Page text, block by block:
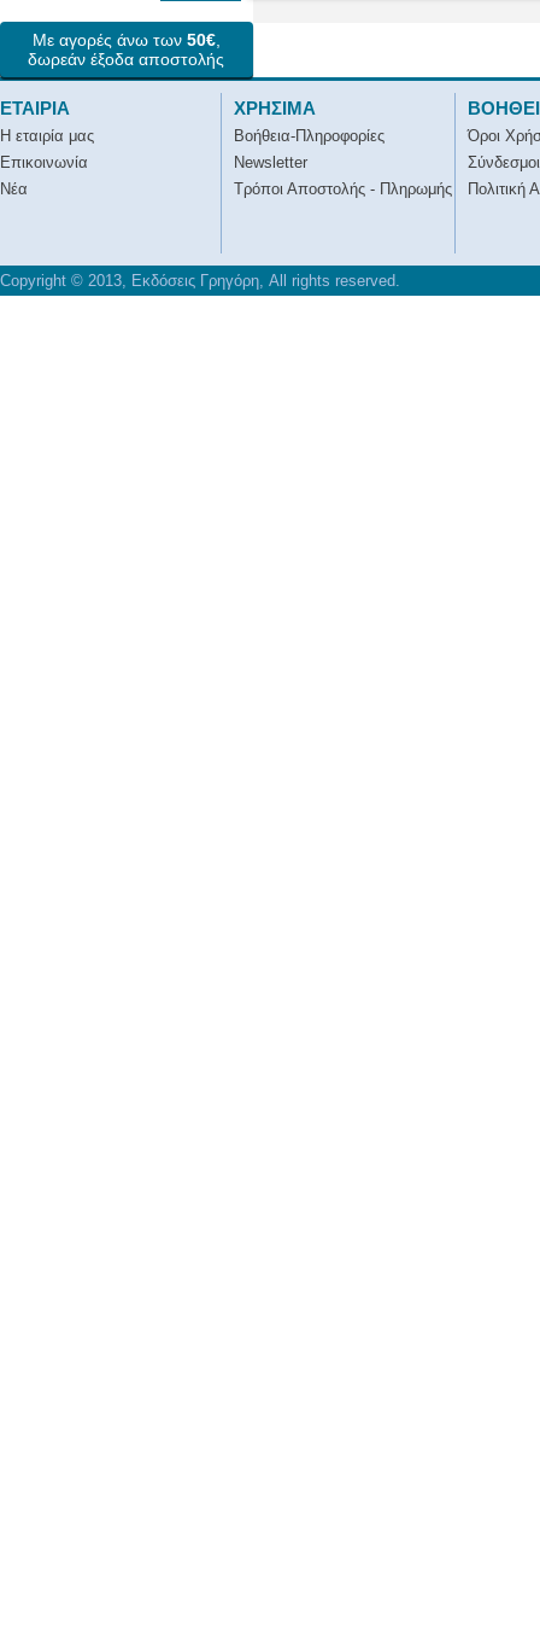
Με αγορές άνω των 50€
δωρεάν έξοδα αποστολής
ΕΤΑΙΡΙΑ
Η εταιρία μας
Επικοινωνία
Νέα
ΧΡΗΣΙΜΑ
Βοήθεια-Πληροφορίες
Newsletter
Τρόποι Αποστολής - Πληρωμής
Όροι
Σύνδεσμοι
Πολιτική
Copyright © 2013, Εκδόσεις Γρηγόρη, All rights reserved.